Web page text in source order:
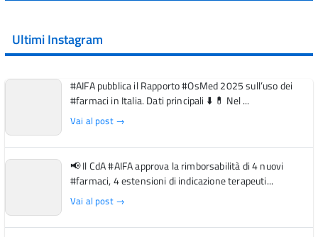
Ultimi Instagram
#AIFA pubblica il Rapporto #OsMed 2025 sull’uso dei
#farmaci in Italia. Dati principali ⬇️ 💊 Nel ...
Vai al post →
📢 Il CdA #AIFA approva la rimborsabilità di 4 nuovi
#farmaci, 4 estensioni di indicazione terapeuti...
Vai al post →